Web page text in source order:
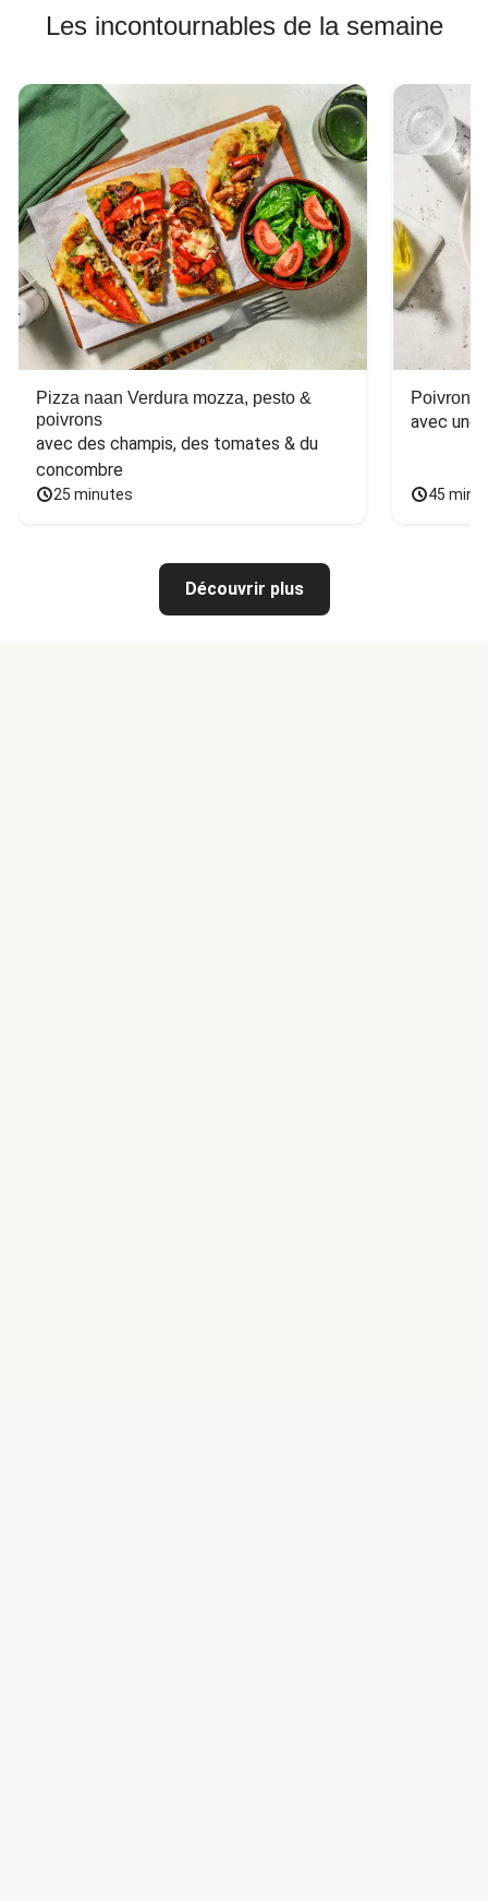
Les incontournables de la semaine
Pizza naan Verdura mozza, pesto &
poivrons
avec des champis, des tomates & du
concombre
25 minutes
Poivron
avec une
45
Découvrir plus